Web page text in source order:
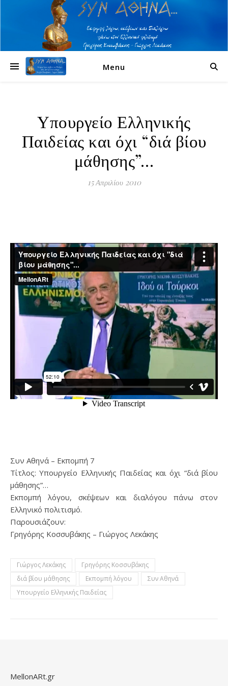
Menu
Υπουργείο Ελληνικής
Παιδείας και όχι “διά βίου
μάθησης”…
15 Απριλίου 2010
Συν Αθηνά – Εκπομπή 7
Τίτλος: Υπουργείο Ελληνικής Παιδείας και όχι “διά βίου
μάθησης”…
Εκπομπή λόγου, σκέψεων και διαλόγου πάνω στον
Ελληνικό πολιτισμό.
Παρουσιάζουν:
Γρηγόρης Κοσσυβάκης – Γιώργος Λεκάκης
Γιώργος Λεκάκης
Γρηγόρης Κοσσυβάκης
διά βίου μάθησης
Εκπομπή λόγου
Συν Αθηνά
Υπουργείο Ελληνικής Παιδείας
MellonARt.gr